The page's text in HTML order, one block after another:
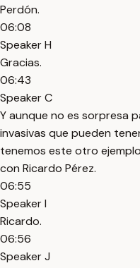
Perdón.
06:08
Speaker H
Gracias.
06:43
Speaker C
Y aunque no es sorpresa
invasivas que pueden
tenemos este otro
con Ricardo Pérez.
06:55
Speaker I
Ricardo.
06:56
Speaker J